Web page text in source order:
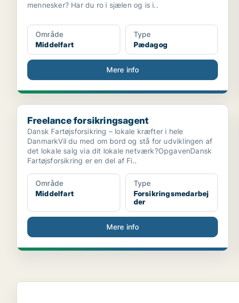
mennesker? Har du ro i sjælen og is i..
Område
Middelfart
Type
Pædagog
Mere info
Freelance forsikringsagent
Freelance forsikringsagent
Dansk Fartøjsforsikring – lokale kræfter i hele
DanmarkVil du med om bord og stå for udviklingen af
det lokale salg via dit lokale netværk?OpgavenDansk
Fartøjsforsikring er en del af Fi..
Område
Middelfart
Type
Forsikringsmedarbej
der
Mere info